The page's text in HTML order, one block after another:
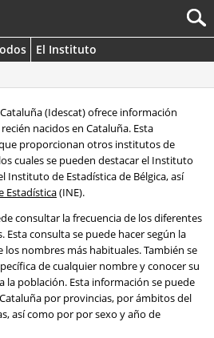
El Instituto
(Idescat) ofrece información
nacidos en Cataluña. Esta
proporcionan otros institutos de
cuales se pueden destacar el Instituto
Instituto de Estadística de Bélgica, así
Estadística(INE).
consultar la frecuencia de los diferentes
Esta consulta se puede hacer según la
nombres más habituales. También se
de cualquier nombre y conocer su
la población. Esta información se puede
por provincias, por ámbitos del
así como por por sexo y año de